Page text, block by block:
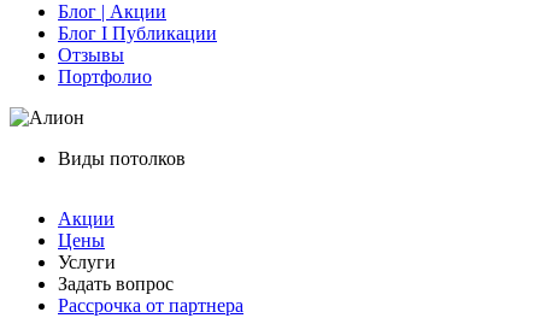
Блог | Акции
Блог I Публикации
Отзывы
Портфолио
Виды потолков
Акции
Цены
Услуги
Задать вопрос
Рассрочка от партнера